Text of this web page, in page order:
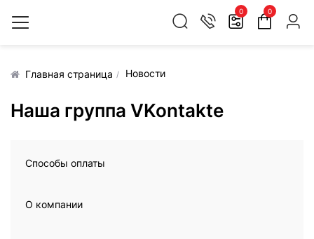
0 0
Главная страница Новости
Наша группа VKontakte
Способы оплаты
О компании